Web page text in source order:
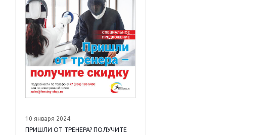
10 января 2024
ПРИШЛИ ОТ ТРЕНЕРА? ПОЛУЧИТЕ